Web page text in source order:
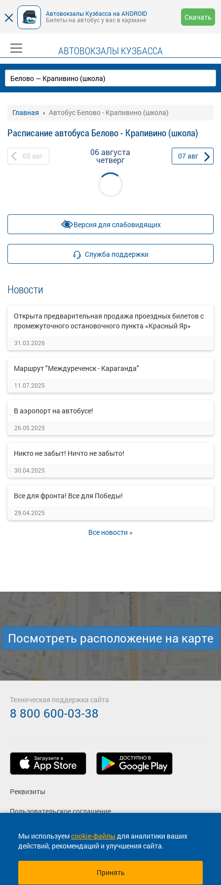
Автовокзалы Кузбасса на ANDROID
Билеты на автобус у вас в кармане
Скачать
АВТОВОКЗАЛЫ КУЗБАССА
Главная Автобус Белово - Крапивино (школа)
Расписание автобуса Белово - Крапивино (школа)
05 авг 06 августа
четверг 07авг
Версия для слабовидящих
Служба поддержки
Новости
Открыта предварительная продажа проездных билетов с
промежуточного остановочного пункта «Красный Яр»
31.03.2026
Маршрут "Междуреченск - Караганда"
11.07.2025
В аэропорт на автобусе!
26.05.2025
Никто не забыт! Ничто не забыто!
30.04.2025
Все для фронта! Все для Победы!
29.04.2025
Все новости »
Мы используемcookie-файлы для аналитики ваших
действий, рекомендаций и улучшения сайта.
Принять
Посмотреть расположение на карте
Реквизиты
Пользовательское соглашение
Политика конфиденциальности
Согласие на маркетинговые сообщения
Техническая поддержка сайта
8 800 600-03-38
© 2013-2026, ООО "Капитал"- Онлайн сервис продажи